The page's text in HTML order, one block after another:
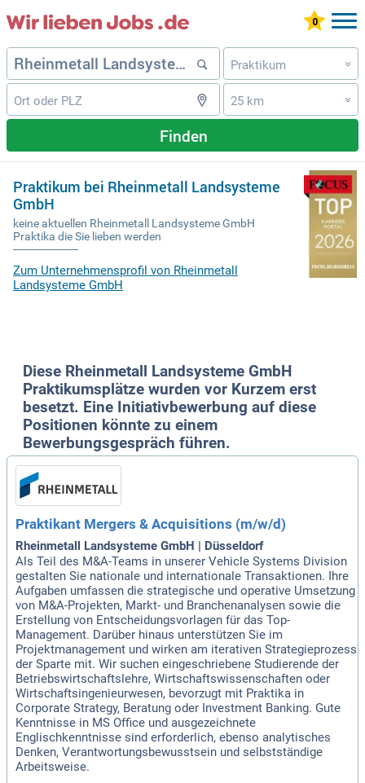
Praktikum »
25 km »
Finden
Praktikum bei Rheinmetall Landsysteme
GmbH
keine aktuellen Rheinmetall Landsysteme GmbH
Praktika die Sie lieben werden
Zum Unternehmensprofil von Rheinmetall
Landsysteme GmbH
Diese Rheinmetall Landsysteme GmbH
Praktikumsplätze wurden vor Kurzem erst
besetzt. Eine Initiativbewerbung auf diese
Positionen könnte zu einem
Bewerbungsgespräch führen.
Praktikant Mergers & Acquisitions (m/w/d)
Rheinmetall Landsysteme GmbH | Düsseldorf
Als Teil des M&A-Teams in unserer Vehicle Systems Division
gestalten Sie nationale und internationale Transaktionen. Ihre
Aufgaben umfassen die strategische und operative Umsetzung
von M&A-Projekten, Markt- und Branchenanalysen sowie die
Erstellung von Entscheidungsvorlagen für das Top-
Management. Darüber hinaus unterstützen Sie im
Projektmanagement und wirken am iterativen Strategieprozess
der Sparte mit. Wir suchen eingeschriebene Studierende der
Betriebswirtschaftslehre, Wirtschaftswissenschaften oder
Wirtschaftsingenieurwesen, bevorzugt mit Praktika in
Corporate Strategy, Beratung oder Investment Banking. Gute
Kenntnisse in MS Office und ausgezeichnete
Englischkenntnisse sind erforderlich, ebenso analytisches
Denken, Verantwortungsbewusstsein und selbstständige
Arbeitsweise.